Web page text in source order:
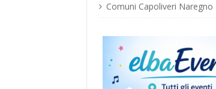
Comuni Capoliveri Naregno